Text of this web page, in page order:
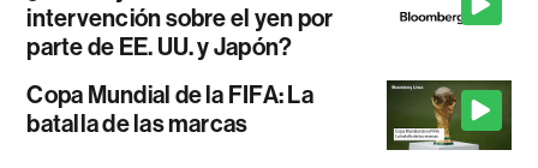
intervención sobre el yen por
parte de EE. UU. y Japón?
Copa Mundial de la FIFA: La
batalla de las marcas